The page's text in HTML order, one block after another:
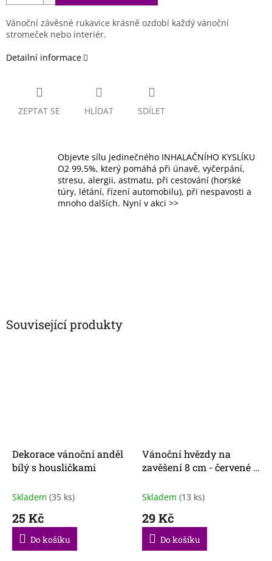
Vánoční závěsné rukavice krásně ozdobí každý vánoční
stromeček nebo interiér.
Detailní informace
ZEPTAT SE HLÍDAT SDÍLET
Objevte sílu jedinečného INHALAČNÍHO KYSLÍKU
O2 99,5%, který pomáhá při únavě, vyčerpání,
stresu, alergii, astmatu, při cestování (horské
túry, létání, řízení automobilu), při nespavosti a
mnoho dalších. Nyní v akci >>
Související produkty
Dekorace vánoční anděl
bílý s housličkami
Skladem (35 ks)
25 Kč
Do košíku
Vánoční hvězdy na
zavěšení 8 cm - červené -
Skladem (13 ks)
29 Kč
Do košíku